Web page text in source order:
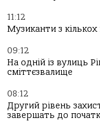
11:12
Музиканти з
09:12
На одній із вулиць
сміттєзвалище
08:12
Другий рівень
завершать до